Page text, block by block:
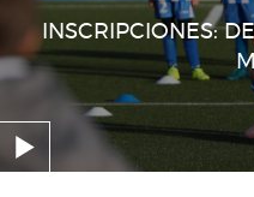
INSCRIPCIONES: